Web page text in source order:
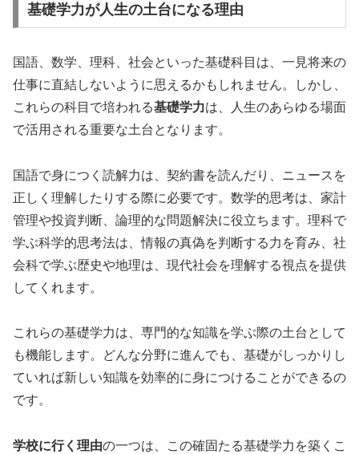
基礎学力が人生の土台になる理由
国語、数学、理科、社会といった基礎科目は、一見将来の
仕事に直結しないように思えるかもしれません。しかし、
これらの科目で培われる基礎学力は、人生のあらゆる場面
で活用される重要な土台となります。
国語で身につく読解力は、契約書を読んだり、ニュースを
正しく理解したりする際に必要です。数学的思考は、家計
管理や投資判断、論理的な問題解決に役立ちます。理科で
学ぶ科学的思考法は、情報の真偽を判断する力を育み、社
会科で学ぶ歴史や地理は、現代社会を理解する視点を提供
してくれます。
これらの基礎学力は、専門的な知識を学ぶ際の土台として
も機能します。どんな分野に進んでも、基礎がしっかりし
ていれば新しい知識を効率的に身につけることができるの
です。
学校に行く理由の一つは、この確固たる基礎学力を築くこ